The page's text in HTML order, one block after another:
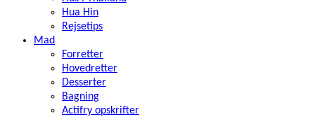
Hua Hin
Rejsetips
Mad
Forretter
Hovedretter
Desserter
Bagning
Actifry opskrifter